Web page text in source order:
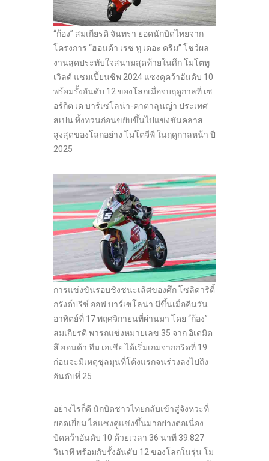
“ก้อง” สมเกียรติ จันทรา ยอดนักบิดไทยจาก
โครงการ “ฮอนด้า เรซ ทู เดอะ ดรีม” โชว์ผล
งานสุดประทับใจสนามสุดท้ายในศึก โมโตทู
เวิลด์ แชมเปี้ยนชิพ 2024 แซงดุคว้าอันดับ 10
พร้อมรั้งอันดับ 12 ของโลกเมื่อจบฤดูกาลที่ เซ
อร์กิต เด บาร์เซโลน่า-คาตาลุนญ่า ประเทศ
สเปน ทิ้งทวนก่อนขยับขึ้นไปแข่งขันคลาส
สูงสุดของโลกอย่าง โมโตจีพี ในฤดูกาลหน้า ปี
2025
การแข่งขันรอบชิงชนะเลิศของศึก โซลิดาริตี้
กรังด์ปรีซ์ ออฟ บาร์เซโลน่า มีขึ้นเมื่อคืนวัน
อาทิตย์ที่ 17 พฤศจิกายนที่ผ่านมา โดย “ก้อง”
สมเกียรติ พารถแข่งหมายเลข 35 จาก อิเดมิต
สึ ฮอนด้า ทีม เอเชีย ได้เริ่มเกมจากกริดที่ 19
ก่อนจะมีเหตุชุลมุนที่โค้งแรกจนร่วงลงไปถึง
อันดับที่ 25
อย่างไรก็ดี นักบิดชาวไทยกลับเข้าสู่จังหวะที่
ยอดเยี่ยม ไล่แซงคู่แข่งขึ้นมาอย่างต่อเนื่อง
บิดคว้าอันดับ 10 ด้วยเวลา 36 นาที 39.827
วินาที พร้อมกับรั้งอันดับ 12 ของโลกในรุ่น โม